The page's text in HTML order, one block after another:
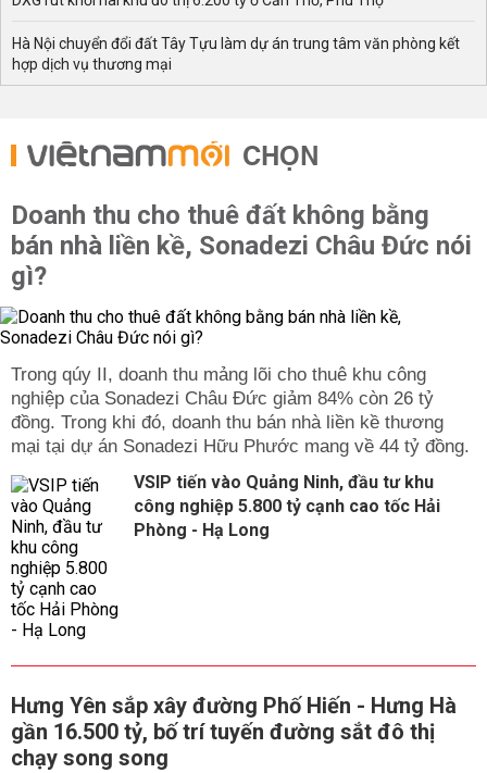
Hà Nội chuyển đổi đất Tây Tựu làm dự án trung tâm văn phòng kết
hợp dịch vụ thương mại
CHỌN
Doanh thu cho thuê đất không bằng
bán nhà liền kề, Sonadezi Châu Đức nói
gì?
Trong qúy II, doanh thu mảng lõi cho thuê khu công
nghiệp của Sonadezi Châu Đức giảm 84% còn 26 tỷ
đồng. Trong khi đó, doanh thu bán nhà liền kề thương
mại tại dự án Sonadezi Hữu Phước mang về 44 tỷ đồng.
VSIP tiến vào Quảng Ninh, đầu tư khu
công nghiệp 5.800 tỷ cạnh cao tốc Hải
Phòng - Hạ Long
Hưng Yên sắp xây đường Phố Hiến - Hưng Hà
gần 16.500 tỷ, bố trí tuyến đường sắt đô thị
chạy song song